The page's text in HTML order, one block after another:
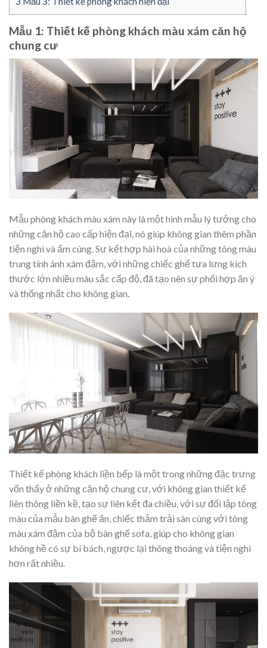
Mẫu 1: Thiết kế phòng khách màu xám căn hộ
chung cư
Mẫu phòng khách màu xám này là một hình mẫu lý tưởng cho
những căn hộ cao cấp hiện đại, nó giúp không gian thêm phần
tiện nghi và ấm cúng. Sự kết hợp hài hoà của những tông màu
trung tính ánh xám đậm, với những chiếc ghế tựa lưng kích
thước lớn nhiều màu sắc cấp độ, đã tạo nên sự phối hợp ăn ý
và thống nhất cho không gian.
Thiết kế phòng khách liền bếp là một trong những đặc trưng
vốn thấy ở những căn hộ chung cư, với không gian thiết kế
liên thông liền kề, tạo sự liên kết đa chiều, với sự đối lập tông
màu của mẫu bàn ghế ăn, chiếc thảm trải sàn cùng với tông
màu xám đậm của bộ bàn ghế sofa, giúp cho không gian
không hề có sự bí bách, ngược lại thông thoáng và tiện nghi
hơn rất nhiều.